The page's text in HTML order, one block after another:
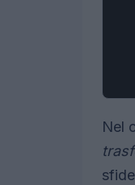
Nel